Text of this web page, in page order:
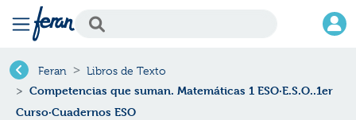
Feran Libros de Texto
Competencias que suman. Matemáticas 1 ESO·E.S.O..1er
Curso·Cuadernos ESO